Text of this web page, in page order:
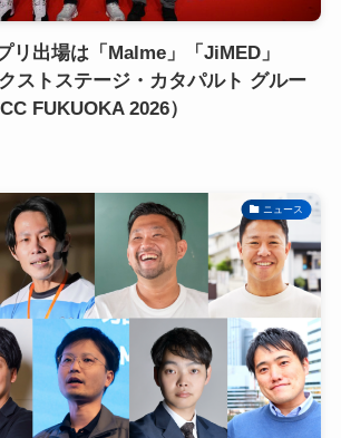
リ出場は「Malme」「JiMED」
ストステージ・カタパルト グルー
FUKUOKA 2026）
ニュース